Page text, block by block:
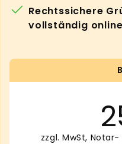
Rechtssichere
vollständig online
zzgl. MwSt,